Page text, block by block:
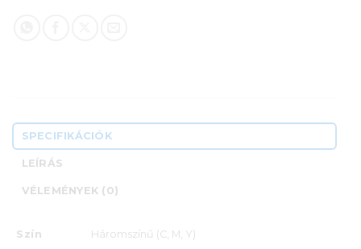
SPECIFIKÁCIÓK
LEÍRÁS
VÉLEMÉNYEK (0)
Szín Háromszínű (C, M, Y)